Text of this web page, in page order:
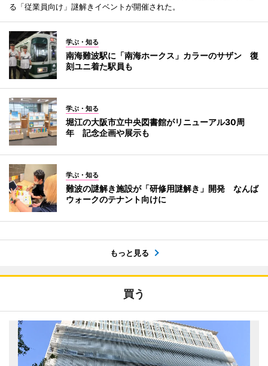
る「従業員向け」謎解きイベントが開催された。
学ぶ・知る
南海難波駅に「南海ホークス」カラーのサザン 復
刻ユニ着た駅員も
学ぶ・知る
堀江の大阪市立中央図書館がリニューアル30周
年 記念企画や展示も
学ぶ・知る
難波の謎解き施設が「研修用謎解き」開発 なんば
ウォークのテナント向けに
もっと見る
買う